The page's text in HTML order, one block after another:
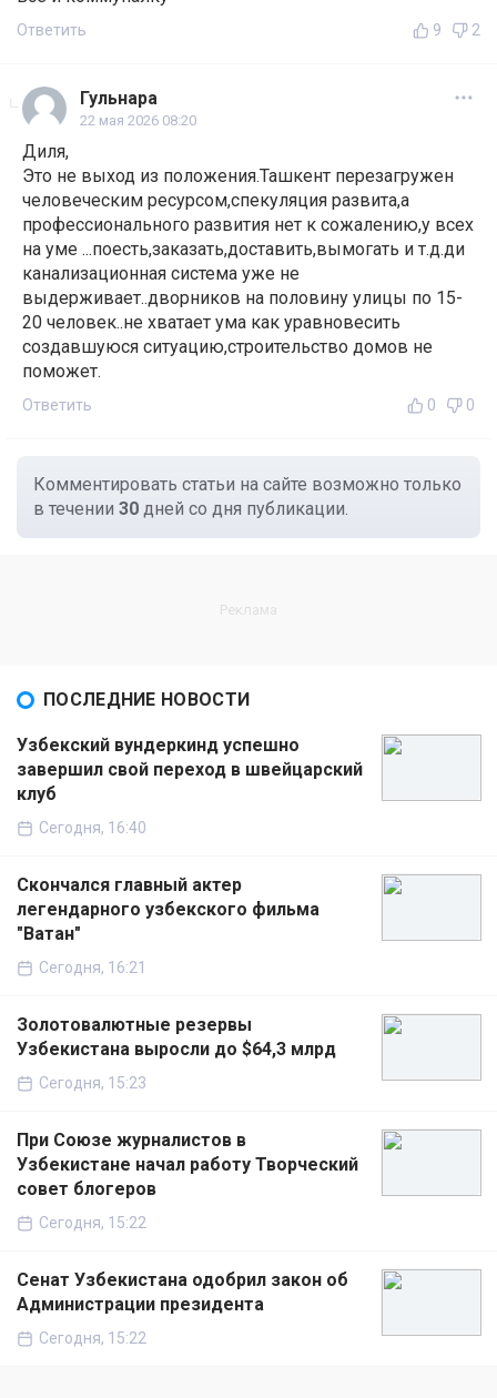
Ответить 9 2
Гульнара
22 мая 2026 08:20
Диля,
Это не выход из положения.Ташкент перезагружен
человеческим ресурсом,спекуляция развита,а
профессионального развития нет к сожалению,у всех
на уме ...поесть,заказать,доставить,вымогать и т.д.ди
канализационная система уже не
выдерживает..дворников на половину улицы по 15-
20 человек..не хватает ума как уравновесить
создавшуюся ситуацию,строительство домов не
поможет.
Ответить 0 0
Комментировать статьи на сайте возможно только
в течении 30 дней со дня публикации.
ПОСЛЕДНИЕ НОВОСТИ
Узбекский вундеркинд успешно
завершил свой переход в швейцарский
клуб
Сегодня, 16:40
Скончался главный актер
легендарного узбекского фильма
"Ватан"
Сегодня, 16:21
Золотовалютные резервы
Узбекистана выросли до $64,3 млрд
Сегодня, 15:23
При Союзе журналистов в
Узбекистане начал работу Творческий
совет блогеров
Сегодня, 15:22
Сенат Узбекистана одобрил закон об
Администрации президента
Сегодня, 15:22